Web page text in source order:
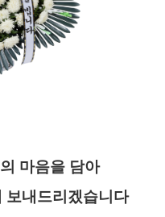
마음을 담아
보내드리겠습니다